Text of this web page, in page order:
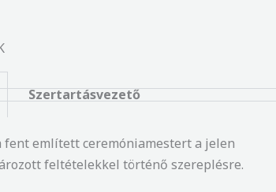
Szertartásvezető
fent említett ceremóniamestert a jelen
feltételekkel történő szereplésre.